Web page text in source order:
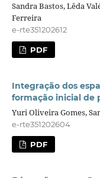
Sandra Bastos, Lêda
Ferreira
e-rte351202612
PDF
Integração dos
formação inicial de
Yuri Oliveira Gomes,
e-rte351202604
PDF